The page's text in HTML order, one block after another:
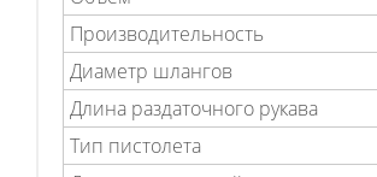
Производительность
Диаметр шлангов
Длина раздаточного рукава
Тип пистолета